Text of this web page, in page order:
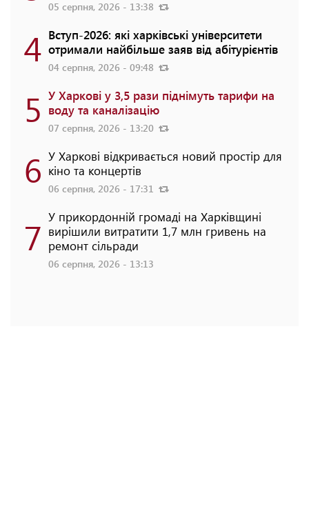
05 серпня, 2026 - 13:38
4 Вступ-2026: які харківські університети
отримали найбільше заяв від абітурієнтів
04 серпня, 2026 - 09:48
5 У Харкові у 3,5 рази піднімуть тарифи на
воду та каналізацію
07 серпня, 2026 - 13:20
6 У Харкові відкривається новий простір для
кіно та концертів
06 серпня, 2026 - 17:31
7 У прикордонній громаді на Харківщині
вирішили витратити 1,7 млн гривень на
ремонт сільради
06 серпня, 2026 - 13:13